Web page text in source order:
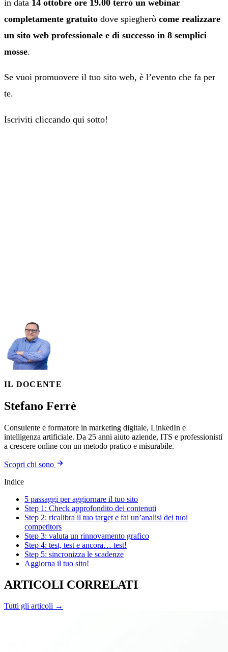
in data 14 ottobre ore 19.00 terrò un webinar
completamente gratuito dove spiegherò come realizzare
un sito web professionale e di successo in 8 semplici
mosse.
Se vuoi promuovere il tuo sito web, è l’evento che fa per
te.
Iscriviti cliccando qui sotto!
IL DOCENTE
Stefano Ferrè
Consulente e formatore in marketing digitale, LinkedIn e
intelligenza artificiale. Da 25 anni aiuto aziende, ITS e professionisti
a crescere online con un metodo pratico e misurabile.
Scopri chi sono
Indice
5 passaggi per aggiornare il tuo sito
Step 1: Check approfondito dei contenuti
Step 2: ricalibra il tuo target e fai un’analisi dei tuoi
competitors
Step 3: valuta un rinnovamento grafico
Step 4: test, test e ancora… test!
Step 5: sincronizza le scadenze
Aggiorna il tuo sito!
ARTICOLI CORRELATI
Tutti gli articoli →